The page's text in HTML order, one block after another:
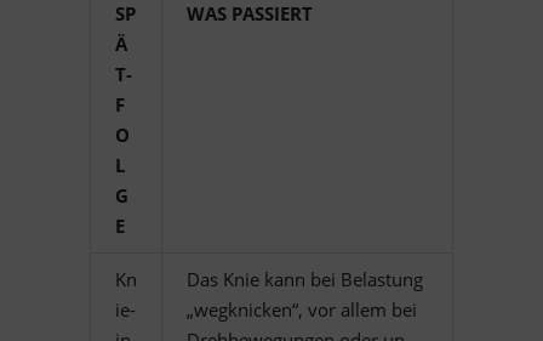
SP
Ä
T­
F
O
L
G
E
WAS PAS­SIERT
Kn
ie­
Das Knie kann bei Be­las­tung
„weg­kni­cken“, vor al­lem bei